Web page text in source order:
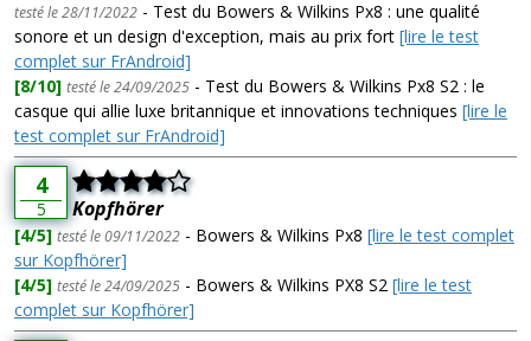
testé le 28/11/2022 - Test du Bowers & Wilkins Px8 : une qualité
sonore et un design d'exception, mais au prix fort [lire le test
complet sur FrAndroid]
[8/10] testé le 24/09/2025 - Test du Bowers & Wilkins Px8 S2 : le
casque qui allie luxe britannique et innovations techniques [lire le
test complet sur FrAndroid]
4
5 Kopfhörer
[4/5] testé le 09/11/2022 - Bowers & Wilkins Px8 [lire le test complet
sur Kopfhörer]
[4/5] testé le 24/09/2025 - Bowers & Wilkins PX8 S2 [lire le test
complet sur Kopfhörer]